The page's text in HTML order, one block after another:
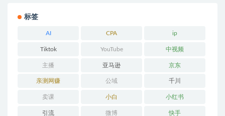
标签
AI CPA ip
Tiktok YouTube 中视频
主播 亚马逊 京东
亲测网赚 公域 千川
卖课 小白 小红书
引流 微博 快手